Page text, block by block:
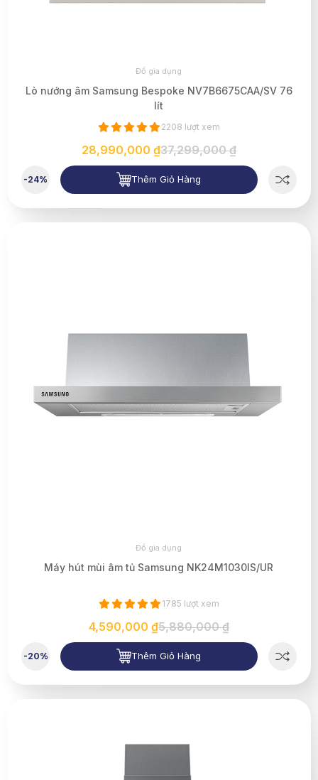
Đồ gia dụng
Lò nướng âm Samsung Bespoke NV7B6675CAA/SV 76
lít
2208 lượt xem
28,990,000 ₫37,299,000 ₫
-24% Thêm Giỏ Hàng
Đồ gia dụng
Máy hút mùi âm tủ Samsung NK24M1030IS/UR
1785 lượt xem
4,590,000 ₫5,880,000 ₫
-20% Thêm Giỏ Hàng